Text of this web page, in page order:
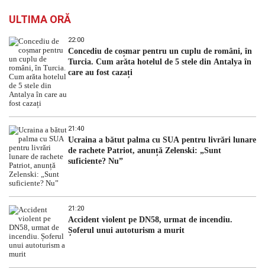
ULTIMA ORĂ
22:00
Concediu de coșmar pentru un cuplu de români, în
Turcia. Cum arăta hotelul de 5 stele din Antalya în
care au fost cazați
21:40
Ucraina a bătut palma cu SUA pentru livrări lunare
de rachete Patriot, anunță Zelenski: „Sunt
suficiente? Nu”
21:20
Accident violent pe DN58, urmat de incendiu.
Șoferul unui autoturism a murit